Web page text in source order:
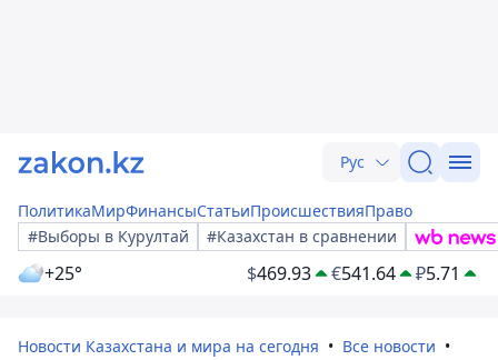
Рус
ПолитикаМирФинансыСтатьиПроисшествияПраво
#Выборы в Курултай
#Казахстан в сравнении
+25° $469.93 €541.64 ₽5.71
Новости Казахстана и мира на сегодня
Все новости